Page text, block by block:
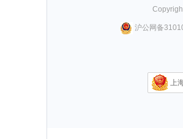
沪公网备
上